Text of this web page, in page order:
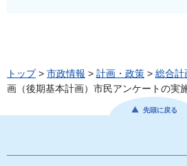
トップ> 市政情報 > 計画・政策 > 総合計
画（後期基本計画）市民アンケートの実
先頭に戻る